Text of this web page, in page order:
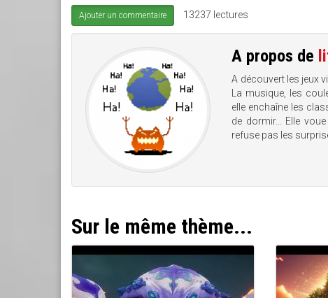
Ajouter un commentaire 13237 lectures
A propos de
A découvert les jeux
La musique, les
elle enchaîne les
de dormir... Elle
refuse pas les
Sur le même thème...